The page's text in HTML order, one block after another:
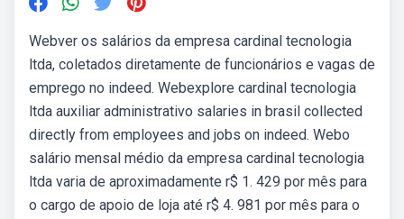
Webver os salários da empresa cardinal tecnologia
ltda, coletados diretamente de funcionários e vagas de
emprego no indeed. Webexplore cardinal tecnologia
ltda auxiliar administrativo salaries in brasil collected
directly from employees and jobs on indeed. Webo
salário mensal médio da empresa cardinal tecnologia
ltda varia de aproximadamente r$ 1. 429 por mês para
o cargo de apoio de loja até r$ 4. 981 por mês para o